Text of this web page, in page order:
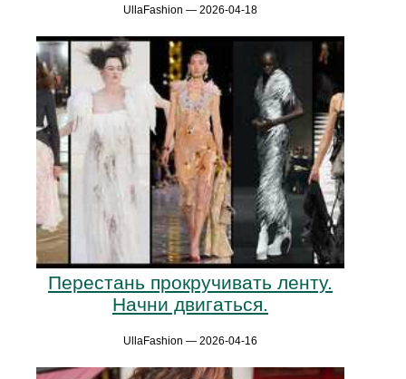
UllaFashion — 2026-04-18
Перестань прокручивать ленту.
Начни двигаться.
UllaFashion — 2026-04-16